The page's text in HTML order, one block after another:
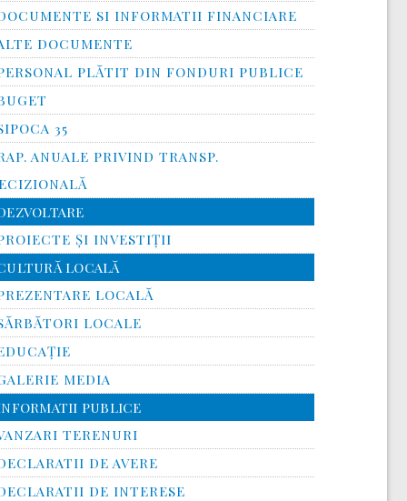
SI INFORMATII FINANCIARE
DOCUMENTE
PLĂTIT DIN FONDURI PUBLICE
35
ANUALE PRIVIND TRANSP.
ȘI INVESTIȚII
LOCALĂ
LOCALĂ
LOCALE
MEDIA
PUBLICE
TERENURI
DE AVERE
DE INTERESE